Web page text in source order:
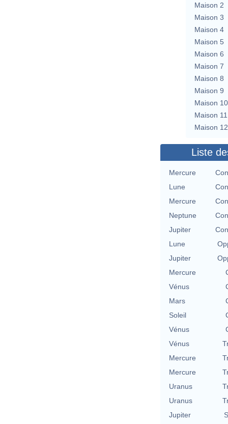
Maison 2
Maison 3
Maison 4
Maison 5
Maison 6
Maison 7
Maison 8
Maison 9
Maison 10
Maison 11
Maison 12
Liste
Mercure
Lune
Mercure
Neptune
Jupiter
Lune
Jupiter
Mercure
Vénus
Mars
Soleil
Vénus
Vénus
Mercure
Mercure
Uranus
Uranus
Jupiter